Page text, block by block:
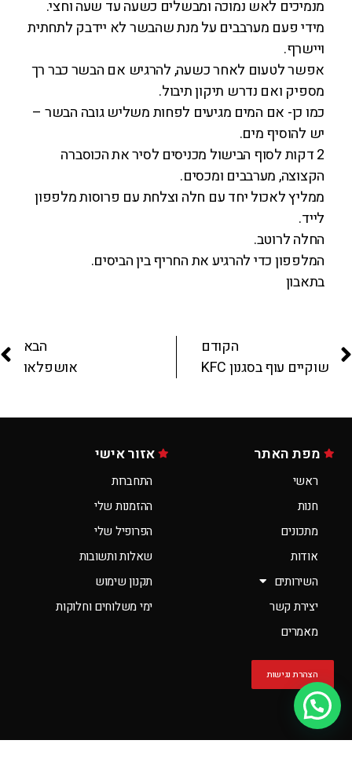
מנמיכים לאש נמוכה ומבשלים כשעה עד שעה וחצי.
מידי פעם מערבבים על מנת שהבשר לא יידבק לתחתית
ויישרף.
אפשר לטעום לאחר כשעה, להרגיש אם הבשר כבר רך
מספיק ואם נדרש תיקון תיבול.
כמו כן- אם המים מגיעים לפחות משליש גובה הבשר –
יש להוסיף מים.
2 דקות לסוף הבישול מכניסים לסיר את הכוסברה
הקצוצה, מערבבים ומכסים.
ממליץ לאכול יחד עם חלה וצלחת עם פרוסות מלפפון
לייד.
החלה לרוטב.
המלפפון כדי להרגיע את החריף בין הביסים.
בתאבון
הקודם
שוקיים עוף בסגנון KFC
הבא
אושפלאו
מפת האתר
ראשי
חנות
מתכונים
אודות
השירותים
יצירת קשר
מאמרים
הצהרת נגישות
אזור אישי
התחברות
ההזמנות שלי
הפרופיל שלי
שאלות ותשובות
תקנון שימוש
ימי משלוחים וחלוקות